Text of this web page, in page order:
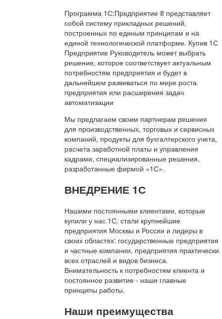
Программа 1С:Предприятие 8 представляет
собой систему прикладных решений,
построенных по единым принципам и на
единой технологической платформе. Купив 1С
Предприятие Руководитель может выбрать
решение, которое соответствует актуальным
потребностям предприятия и будет в
дальнейшем развиваться по мере роста
предприятия или расширения задач
автоматизации
Мы предлагаем своим партнерам решения
для производственных, торговых и сервисных
компаний, продукты для бухгалтерского учета,
расчета заработной платы и управления
кадрами, специализированные решения,
разработанные фирмой «1С».
ВНЕДРЕНИЕ 1С
Нашими постоянными клиентами, которые
купили у нас 1С, стали крупнейшие
предприятия Москвы и России и лидеры в
своих областях: государственные предприятия
и частные компании, предприятия практически
всех отраслей и видов бизнеса.
Внимательность к потребностям клиента и
постоянное развитие - наши главные
принципы работы.
Наши преимущества